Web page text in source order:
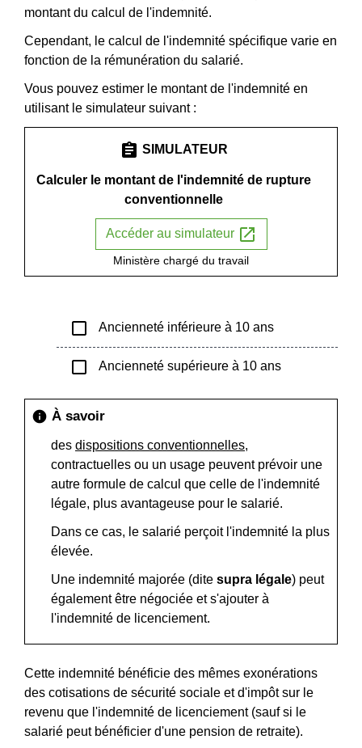
montant du calcul de l'indemnité.
Cependant, le calcul de l'indemnité spécifique varie en
fonction de la rémunération du salarié.
Vous pouvez estimer le montant de l'indemnité en
utilisant le simulateur suivant :
assignment SIMULATEUR
Calculer le montant de l'indemnité de rupture
conventionnelle
Accéder au simulateur open_in_new
Ministère chargé du travail
check_box_outline_blank Ancienneté inférieure à 10 ans
check_box_outline_blank Ancienneté supérieure à 10 ans
info À savoir
des dispositions conventionnelles,
contractuelles ou un usage peuvent prévoir une
autre formule de calcul que celle de l'indemnité
légale, plus avantageuse pour le salarié.
Dans ce cas, le salarié perçoit l'indemnité la plus
élevée.
Une indemnité majorée (dite supra légale) peut
également être négociée et s'ajouter à
l'indemnité de licenciement.
Cette indemnité bénéficie des mêmes exonérations
des cotisations de sécurité sociale et d'impôt sur le
revenu que l'indemnité de licenciement (sauf si le
salarié peut bénéficier d'une pension de retraite).